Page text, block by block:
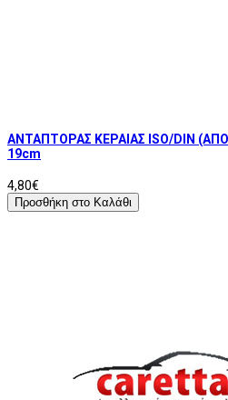
ΑΝΤΑΠΤΟΡΑΣ ΚΕΡΑΙΑΣ ISO/DIN
19cm
4,80€
Προσθήκη στο Καλάθι